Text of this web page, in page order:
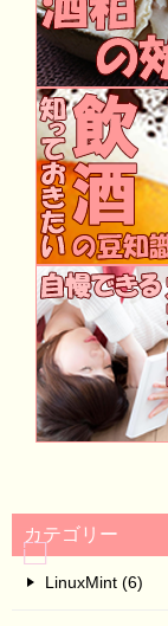
カテゴリー
LinuxMint (6)